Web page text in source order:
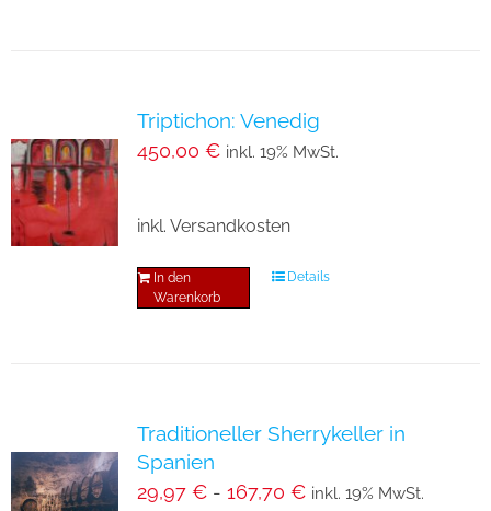
Triptichon: Venedig
450,00 € inkl. 19% MwSt.
inkl. Versandkosten
In den
Warenkorb
Details
Traditioneller Sherrykeller in
Spanien
29,97 €- 167,70 € inkl. 19% MwSt.